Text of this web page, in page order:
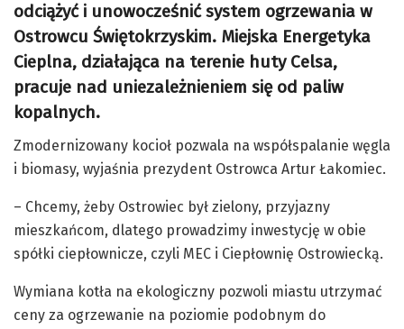
odciążyć i unowocześnić system ogrzewania w
Ostrowcu Świętokrzyskim. Miejska Energetyka
Cieplna, działająca na terenie huty Celsa,
pracuje nad uniezależnieniem się od paliw
kopalnych.
Zmodernizowany kocioł pozwala na współspalanie węgla
i biomasy, wyjaśnia prezydent Ostrowca Artur Łakomiec.
– Chcemy, żeby Ostrowiec był zielony, przyjazny
mieszkańcom, dlatego prowadzimy inwestycję w obie
spółki ciepłownicze, czyli MEC i Ciepłownię Ostrowiecką.
Wymiana kotła na ekologiczny pozwoli miastu utrzymać
ceny za ogrzewanie na poziomie podobnym do